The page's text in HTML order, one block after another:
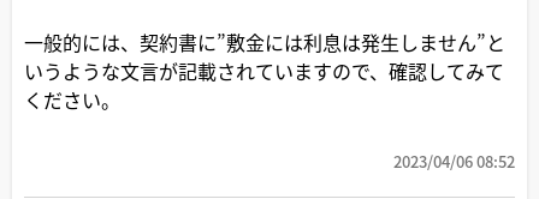
一般的には、契約書に”敷金には利息は発生しません”と
いうような文言が記載されていますので、確認してみて
ください。
2023/04/06 08:52